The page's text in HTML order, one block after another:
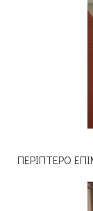
ΠΕΡΙΠΤΕΡΟ